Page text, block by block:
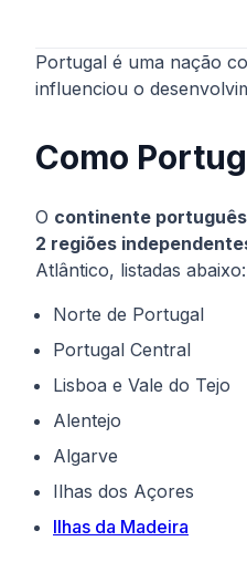
Portugal é uma nação
influenciou o
Como
O continente
2 regiões
Atlântico, listadas abaixo:
Norte de Portugal
Portugal Central
Lisboa e Vale do Tejo
Alentejo
Algarve
Ilhas dos Açores
Ilhas da Madeira